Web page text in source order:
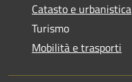
Catasto e urbanistica
Turismo
Mobilità e trasporti